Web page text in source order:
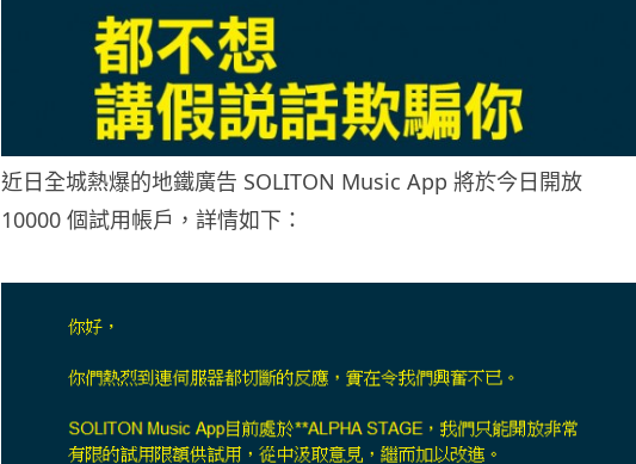
近日全城熱爆的地鐵廣告 SOLITON Music App 將於今日開放
10000 個試用帳戶，詳情如下：